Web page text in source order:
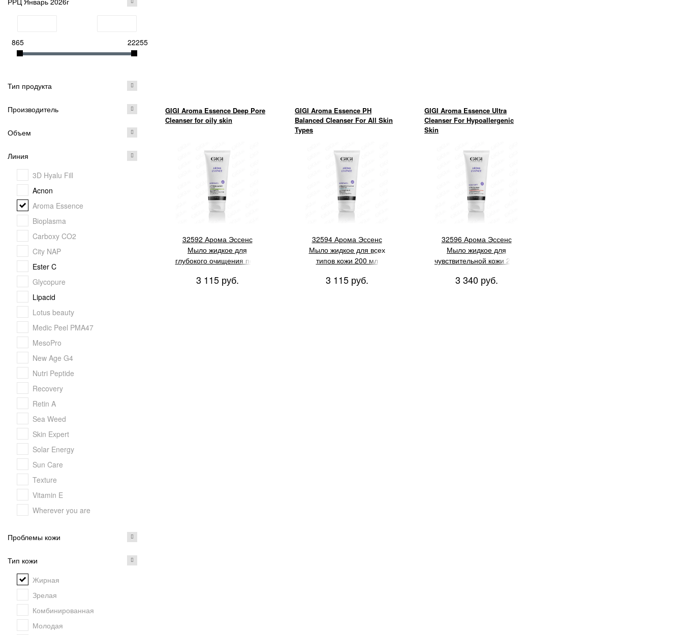
865 22255
Тип продукта
Производитель
Объем
Линия
3D Hyalu Fill
Acnon
Aroma Essence
Bioplasma
Carboxy CO2
City NAP
Ester C
Glycopure
Lipacid
Lotus beauty
Medic Peel PMA47
MesoPro
New Age G4
Nutri Peptide
Recovery
Retin A
Sea Weed
Skin Expert
Solar Energy
Sun Care
Texture
Vitamin E
Wherever you are
Проблемы кожи
Тип кожи
Жирная
Зрелая
Комбинированная
Молодая
GIGI Aroma Essence Deep Pore
Cleanser for oily skin
32592 Арома Эссенс
Мыло жидкое для
глубокого очищения пор,
3 115 руб.
GIGI Aroma Essence PH
Balanced Cleanser For All Skin
Types
32594 Арома Эссенс
Мыло жидкое для всех
типов кожи 200 мл
3 115 руб.
GIGI Aroma Essence Ultra
Cleanser For Hypoallergenic
Skin
32596 Арома Эссенс
Мыло жидкое для
чувствительной кожи 200
3 340 руб.